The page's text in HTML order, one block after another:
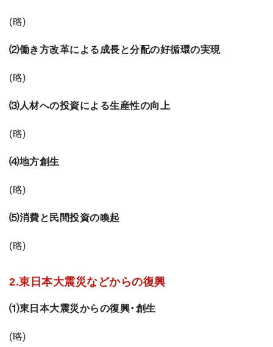
(略)
⑵働き方改革による成長と分配の好循環の実現
(略)
⑶人材への投資による生産性の向上
(略)
⑷地方創生
(略)
⑸消費と民間投資の喚起
(略)
2.東日本大震災などからの復興
⑴東日本大震災からの復興・創生
(略)